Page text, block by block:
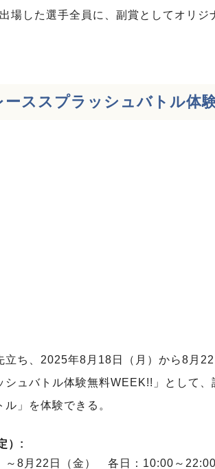
場した選手全員に、副賞としてオリジ
ーススプラッシュバトル体
立ち、2025年8月18日（月）から8月
シュバトル体験無料WEEK!!」として
」を体験できる。
）:
～8月22日（金） 各日：10:00～22:00